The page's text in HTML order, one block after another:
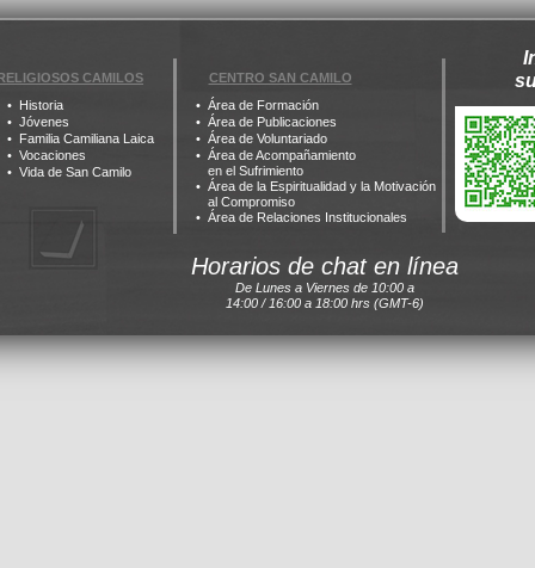
CAMILOS
Historia
Jóvenes
Familia Camiliana Laica
Vocaciones
Vida de San Camilo
CENTRO SAN CAMILO
Área de Formación
Área de Publicaciones
Área de Voluntariado
Área de Acompañamiento
en el Sufrimiento
Área de la Espiritualidad y la Motivación
al Compromiso
Área de Relaciones Institucionales
Horarios de chat en línea
De Lunes a Viernes de 10:00 a
14:00 / 16:00 a 18:00 hrs (GMT-6)